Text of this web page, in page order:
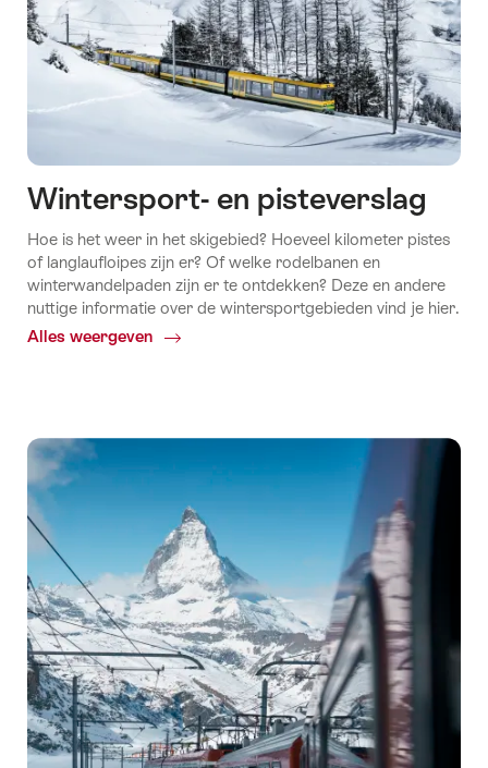
Wintersport- en pisteverslag
Hoe is het weer in het skigebied? Hoeveel kilometer pistes
of langlaufloipes zijn er? Of welke rodelbanen en
winterwandelpaden zijn er te ontdekken? Deze en andere
nuttige informatie over de wintersportgebieden vind je hier.
Alles weergeven
Common.Of